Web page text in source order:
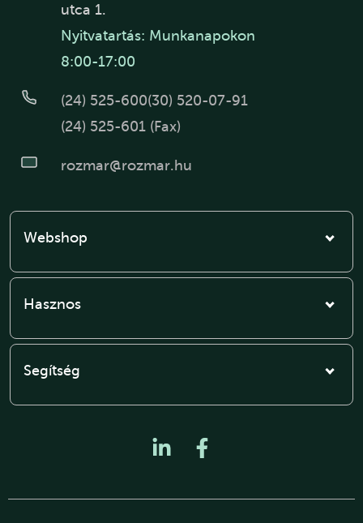
utca 1.
Nyitvatartás: Munkanapokon
8:00-17:00
(24) 525-600(30) 520-07-91
(24) 525-601 (Fax)
rozmar@rozmar.hu
Webshop
Hasznos
Segítség